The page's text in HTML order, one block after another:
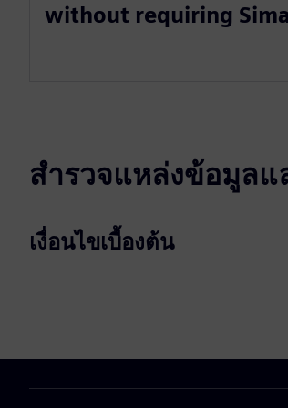
without requiring
สำรวจแหล่งข้อมูล
เงื่อนไขเบื้องต้น